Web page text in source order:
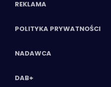
REKLAMA
POLITYKA PRYWATNOŚCI
NADAWCA
DAB+